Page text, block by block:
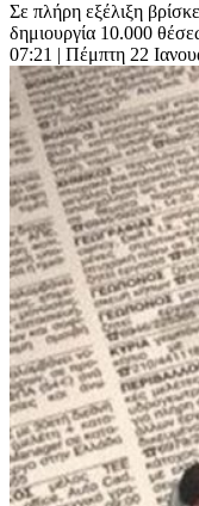
Σε πλήρη εξέλιξη
δημιουργία 10.000
07:21 | Πέμπτη 22